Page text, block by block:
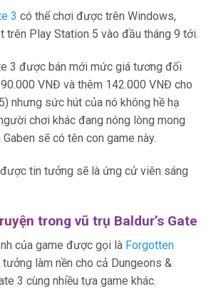
3 có thể chơi được trên Windows,
trên Play Station 5 vào đầu tháng 9 tới.
3 được bán mới mức giá tương đối
VNĐ và thêm 142.000 VNĐ cho
nhưng sức hút của nó không hề hạ
chơi khác đang nóng lòng mong
sẽ có tên con game này.
được tin tưởng sẽ là ứng cử viên sáng
trong vũ trụ Baldur’s Gate
của game được gọi là Forgotten
làm nền cho cả Dungeons &
3 cùng nhiều tựa game khác.